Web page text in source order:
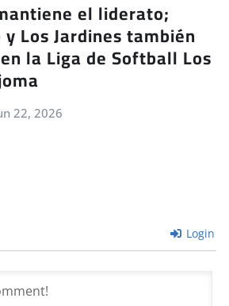
el liderato;
Los Jardines también
la Liga de Softball Los
22, 2026
Login